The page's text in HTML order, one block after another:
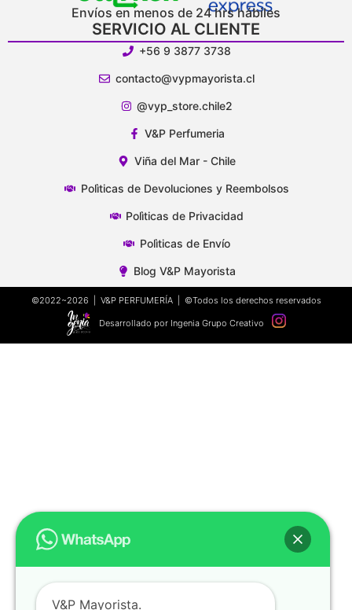
Envíos en menos de 24 hrs hábiles
SERVICIO AL CLIENTE
+56 9 3877 3738
contacto@vypmayorista.cl
@vyp_store.chile2
V&P Perfumeria
Viña del Mar - Chile
Polìticas de Devoluciones y Reembolsos
Polìticas de Privacidad
Polìticas de Envío
Blog V&P Mayorista
©2022~2026 | V&P PERFUMERÍA | ©Todos los derechos reservados
Desarrollado por Ingenia Grupo Creativo
V&P Mayorista.